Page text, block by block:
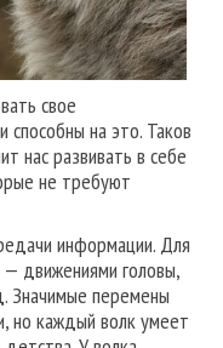
свое
на это. Таков
нас развивать в себе
не требуют
информации. Для
движениями головы,
Значимые перемены
но каждый волк умеет